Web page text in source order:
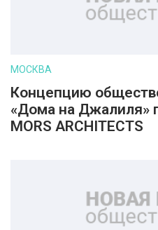
МОСКВА
Концепцию
«Дома на Джалиля»
MORS ARCHITECTS